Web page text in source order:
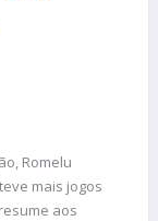
Romelu
mais jogos
aos